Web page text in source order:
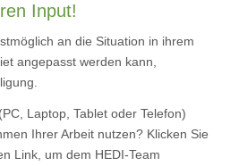
Input!
an die Situation in ihrem
angepasst werden kann,
Laptop, Tablet oder Telefon)
Ihrer Arbeit nutzen? Klicken Sie
Link, um dem HEDI-Team